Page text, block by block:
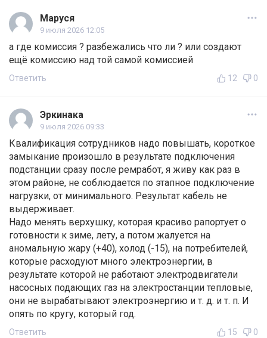
Маруся
9 июля 2026 12:05
а где комиссия ? разбежались что ли ? или создают
ещё комиссию над той самой комиссией
Ответить 12 0
Эркинака
9 июля 2026 09:33
Квалификация сотрудников надо повышать, короткое
замыкание произошло в результате подключения
подстанции сразу после ремработ, я живу как раз в
этом районе, не соблюдается по этапное подключение
нагрузки, от минимального. Результат кабель не
выдерживает.
Надо менять верхушку, которая красиво рапортует о
готовности к зиме, лету, а потом жалуется на
аномальную жару (+40), холод (-15), на потребителей,
которые расходуют много электроэнергии, в
результате которой не работают электродвигатели
насосных подающих газ на электростанции тепловые,
они не вырабатывают электроэнергию и т. д. и т. п. И
опять по кругу, который год.
Ответить 15 0